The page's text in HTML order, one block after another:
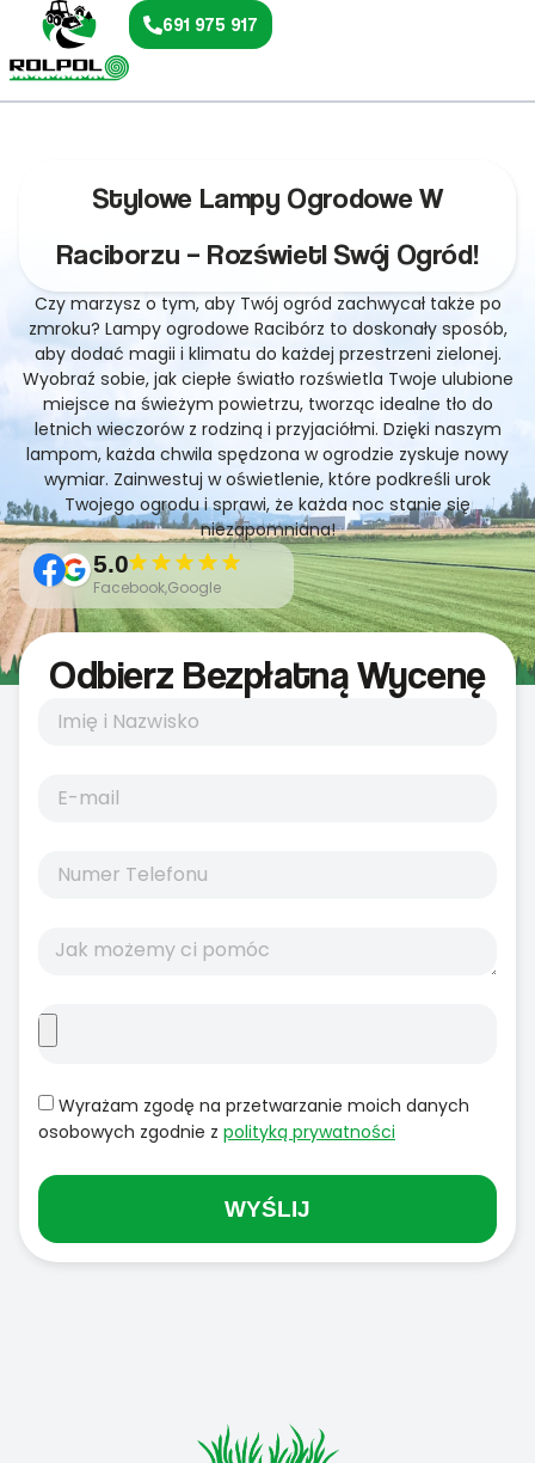
691 975 917
Stylowe Lampy Ogrodowe W
Raciborzu – Rozświetl Swój Ogród!
Czy marzysz o tym, aby Twój ogród zachwycał także po
zmroku? Lampy ogrodowe Racibórz to doskonały sposób,
aby dodać magii i klimatu do każdej przestrzeni zielonej.
Wyobraź sobie, jak ciepłe światło rozświetla Twoje ulubione
miejsce na świeżym powietrzu, tworząc idealne tło do
letnich wieczorów z rodziną i przyjaciółmi. Dzięki naszym
lampom, każda chwila spędzona w ogrodzie zyskuje nowy
wymiar. Zainwestuj w oświetlenie, które podkreśli urok
Twojego ogrodu i sprawi, że każda noc stanie się
niezapomniana!
5.0
Facebook,Google
Odbierz Bezpłatną Wycenę
Wyrażam zgodę na przetwarzanie moich danych
osobowych zgodnie z polityką prywatności
WYŚLIJ